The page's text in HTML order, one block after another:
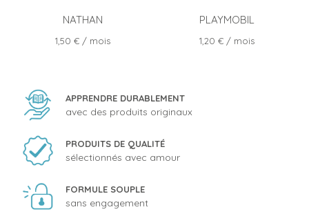
NATHAN
Prix
1,50 €/ mois
PLAYMOBIL
Prix
1,20 €/ mois
APPRENDRE DURABLEMENT
avec des produits originaux
PRODUITS DE QUALITÉ
sélectionnés avec amour
FORMULE SOUPLE
sans engagement